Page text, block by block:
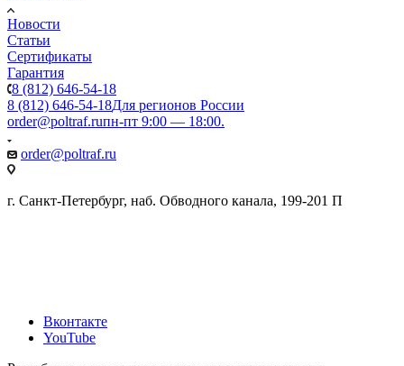
Новости
Статьи
Сертификаты
Гарантия
8 (812) 646-54-18
8 (812) 646-54-18Для регионов России
order@poltraf.ruпн-пт 9:00 — 18:00.
order@poltraf.ru
г. Санкт-Петербург, наб. Обводного канала, 199-201 П
Вконтакте
YouTube